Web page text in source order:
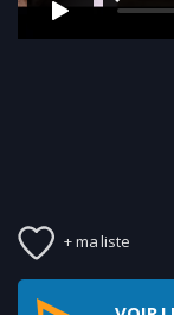
+ ma liste